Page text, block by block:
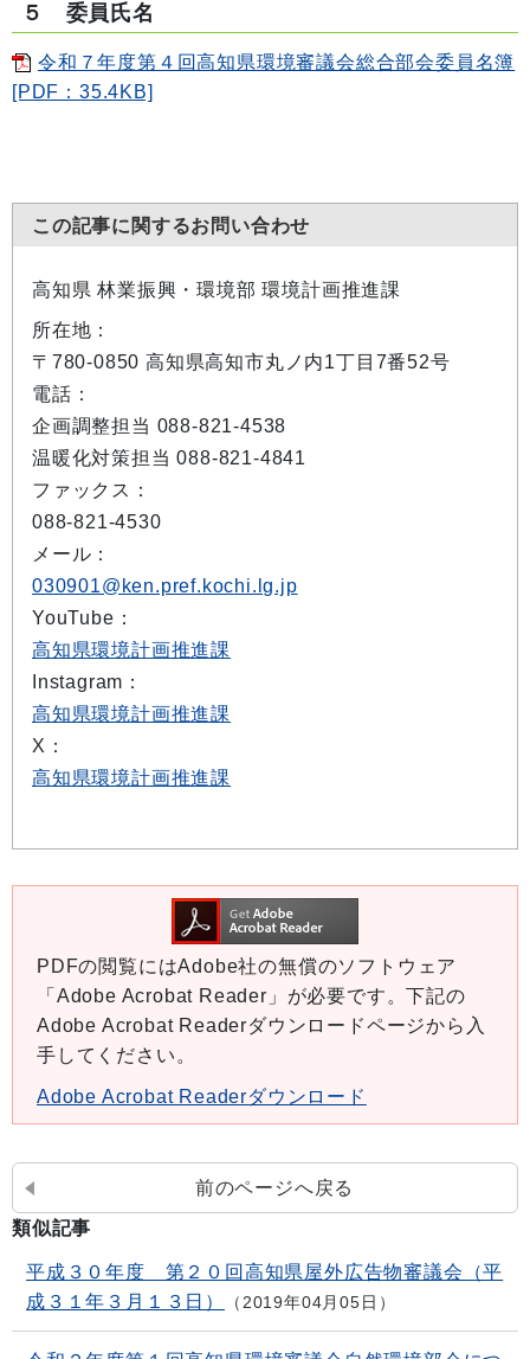
５ 委員氏名
令和７年度第４回高知県環境審議会総合部会委員名簿
[PDF：35.4KB]
この記事に関するお問い合わせ
高知県 林業振興・環境部 環境計画推進課
所在地：
〒780-0850 高知県高知市丸ノ内1丁目7番52号
電話：
企画調整担当 088-821-4538
温暖化対策担当 088-821-4841
ファックス：
088-821-4530
メール：
030901@ken.pref.kochi.lg.jp
YouTube：
高知県環境計画推進課
Instagram：
高知県環境計画推進課
X：
高知県環境計画推進課
PDFの閲覧にはAdobe社の無償のソフトウェア
「Adobe Acrobat Reader」が必要です。下記の
Adobe Acrobat Readerダウンロードページから入
手してください。
Adobe Acrobat Readerダウンロード
前のページへ戻る
類似記事
平成３０年度 第２０回高知県屋外広告物審議会（平
成３１年３月１３日）
2019年04月05日